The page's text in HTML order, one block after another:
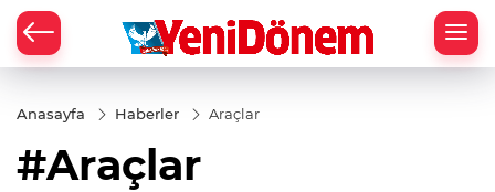
Anasayfa Haberler Araçlar
#Araçlar